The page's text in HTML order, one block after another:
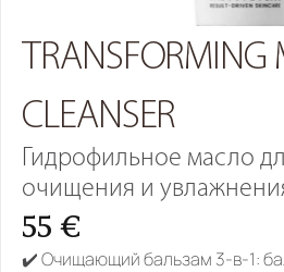
TRANSFORMING
CLEANSER
Гидрофильное масло
очищения и
55 €
✔️ Очищающий бальзам 3-в-1: